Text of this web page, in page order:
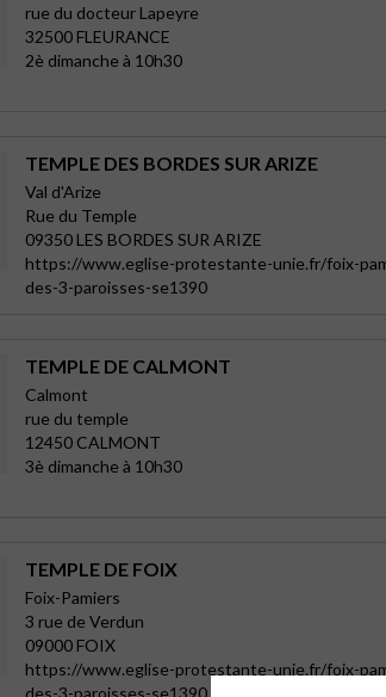
rue du docteur Lapeyre
32500 FLEURANCE
2è dimanche à 10h30
TEMPLE DES BORDES SUR ARIZE
Val d'Arize
Rue du Temple
09350 LES BORDES SUR ARIZE
https://www.eglise-protestante-unie.fr/foix-
des-3-paroisses-se1390
TEMPLE DE CALMONT
Calmont
rue du temple
12450 CALMONT
3è dimanche à 10h30
TEMPLE DE FOIX
Foix-Pamiers
3 rue de Verdun
09000 FOIX
https://www.eglise-protestante-unie.fr/foix-
des-3-paroisses-se1390